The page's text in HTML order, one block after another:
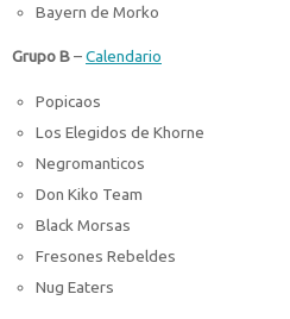
Bayern de Morko
Grupo B–Calendario
Popicaos
Los Elegidos de Khorne
Negromanticos
Don Kiko Team
Black Morsas
Fresones Rebeldes
Nug Eaters